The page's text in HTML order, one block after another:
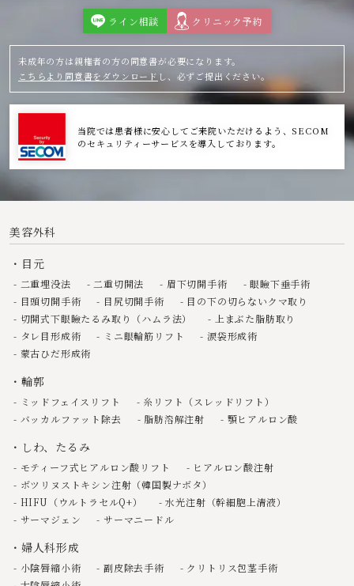
ライン相談 クリニック予約
未成年の方は親権者の方の同意書が必要になります。
こちらより同意書をダウンロード し、必ずご提出ください。
当院では患者様に安心してご来院いただけるよう、SECOM
のセキュリティーサービスを導入しております。
美容外科
目元
二重埋没法 二重切開法 眉下切開手術
眼瞼下垂手術
目頭切開手術
目尻切開手術
目の下の切らないクマ取り
切開式下眼瞼たるみ取り（ハムラ法）
上まぶた脂肪取り
タレ目形成術
ミニ眼輪筋リフト
涙袋形成術
蒙古ひだ形成術
輪郭
ミッドフェイスリフト
糸リフト（スレッドリフト）
バッカルファット除去
脂肪溶解注射 顎ヒアルロン酸
しわ、たるみ
モティーフ式ヒアルロン酸リフト
ヒアルロン酸注射
ボツリヌストキシン注射（韓国製ナボタ）
HIFU（ウルトラセルQ+）
水光注射（幹細胞上清液）
サーマジェン
サーマニードル
婦人科形成
小陰唇縮小術 副皮除去手術
クリトリス包茎手術